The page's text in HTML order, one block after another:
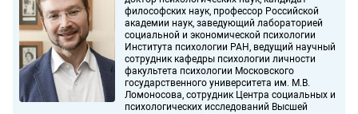
философских наук, профессор Российской
академии наук, заведующий лабораторией
социальной и экономической психологии
Института психологии РАН, ведущий научный
сотрудник кафедры психологии личности
факультета психологии Московского
государственного университета им. М.В.
Ломоносова, сотрудник Центра социальных и
психологических исследований Высшей